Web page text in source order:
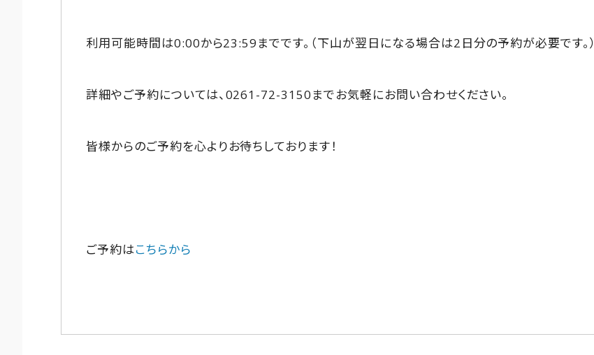
利用可能時間は0:00から23:59までです。（下山が翌日になる場合は2日分の予約が必要です。）
詳細やご予約については、0261-72-3150までお気軽にお問い合わせください。
皆様からのご予約を心よりお待ちしております！
ご予約はこちらから